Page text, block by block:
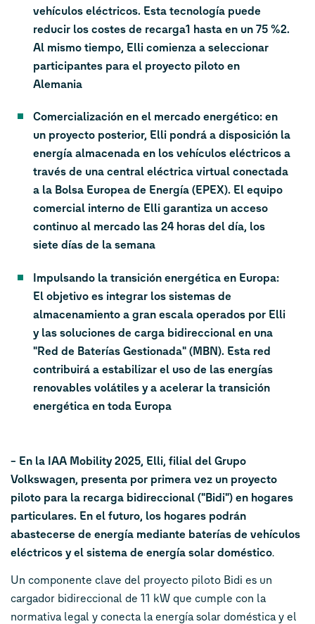
vehículos eléctricos. Esta tecnología puede
reducir los costes de recarga1 hasta en un 75 %2.
Al mismo tiempo, Elli comienza a seleccionar
participantes para el proyecto piloto en
Alemania
Comercialización en el mercado energético: en
un proyecto posterior, Elli pondrá a disposición la
energía almacenada en los vehículos eléctricos a
través de una central eléctrica virtual conectada
a la Bolsa Europea de Energía (EPEX). El equipo
comercial interno de Elli garantiza un acceso
continuo al mercado las 24 horas del día, los
siete días de la semana
Impulsando la transición energética en Europa:
El objetivo es integrar los sistemas de
almacenamiento a gran escala operados por Elli
y las soluciones de carga bidireccional en una
"Red de Baterías Gestionada" (MBN). Esta red
contribuirá a estabilizar el uso de las energías
renovables volátiles y a acelerar la transición
energética en toda Europa
– En la IAA Mobility 2025, Elli, filial del Grupo
Volkswagen, presenta por primera vez un proyecto
piloto para la recarga bidireccional ("Bidi") en hogares
particulares. En el futuro, los hogares podrán
abastecerse de energía mediante baterías de vehículos
eléctricos y el sistema de energía solar doméstico.
Un componente clave del proyecto piloto Bidi es un
cargador bidireccional de 11 kW que cumple con la
normativa legal y conecta la energía solar doméstica y el